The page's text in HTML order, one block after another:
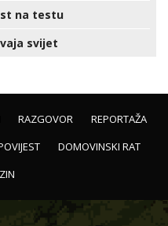
na testu
svijet
RAZGOVOR
REPORTAŽA
DOMOVINSKI RAT